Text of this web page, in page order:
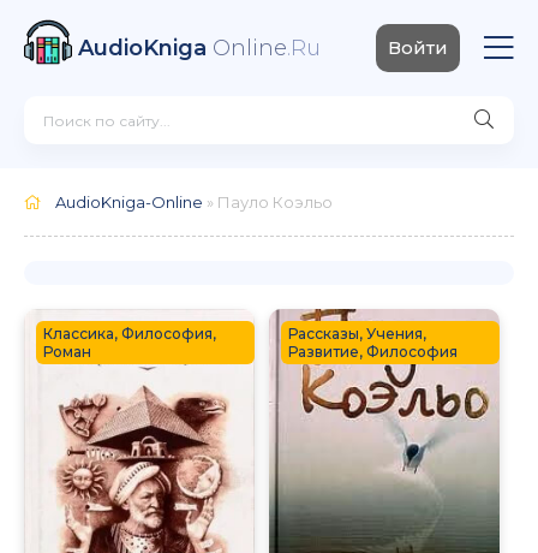
AudioKniga Online.Ru Войти
AudioKniga-Online » Пауло Коэльо
Классика, Философия,
Роман
Рассказы, Учения,
Развитие, Философия